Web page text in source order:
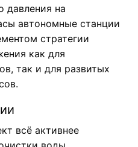
давления на
автономные станции
стратегии
как для
так и для развитых
всё активнее